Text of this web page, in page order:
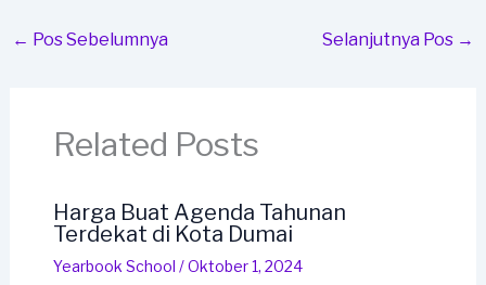
← Pos Sebelumnya Selanjutnya Pos →
Related Posts
Harga Buat Agenda Tahunan
Terdekat di Kota Dumai
Yearbook School /Oktober 1, 2024